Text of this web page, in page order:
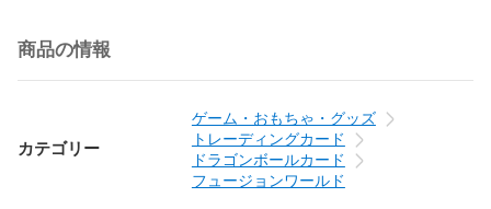
商品の情報
カテゴリー
ゲーム・おもちゃ・グッズ
トレーディングカード
ドラゴンボールカード
フュージョンワールド